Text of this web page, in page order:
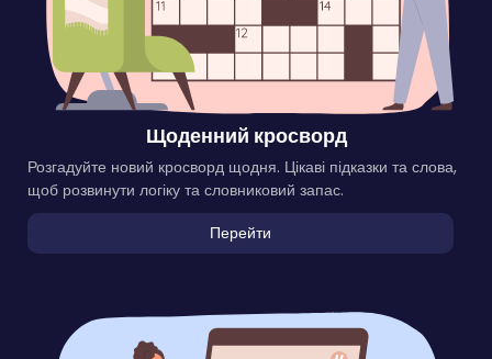
Щоденний кросворд
Розгадуйте новий кросворд щодня. Цікаві підказки та слова,
щоб розвинути логіку та словниковий запас.
Перейти